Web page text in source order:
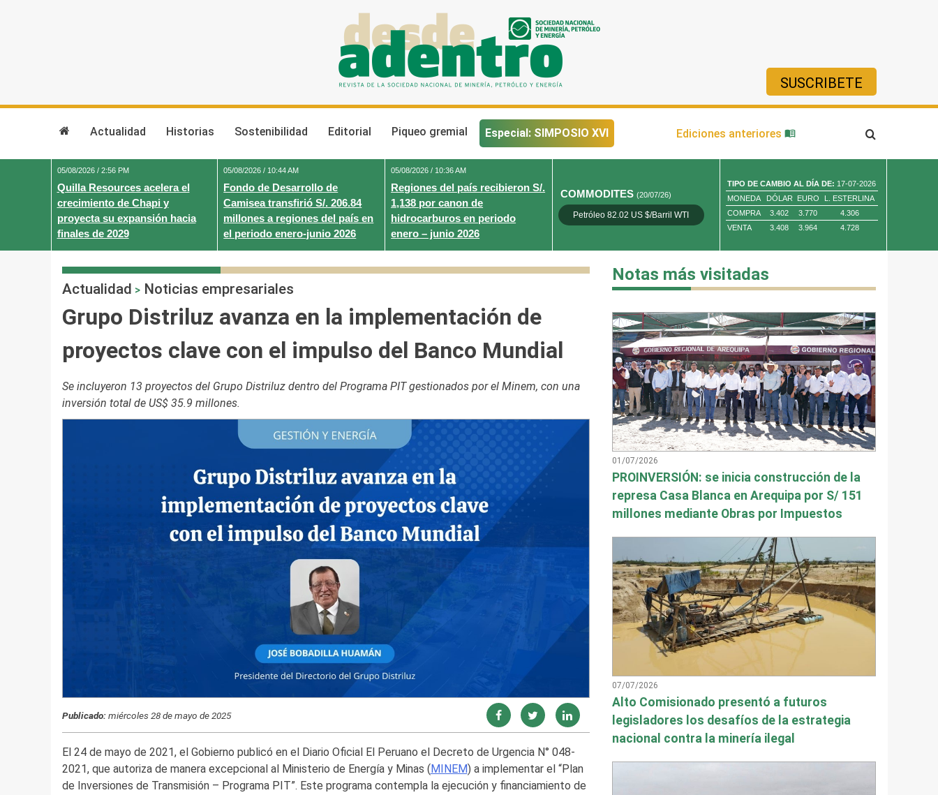
SUSCRIBETE
Actualidad Historias Sostenibilidad Editorial Piqueo gremial Especial: SIMPOSIO XVI Ediciones anteriores
05/08/2026 / 2:56 PM
Quilla Resources acelera el
crecimiento de Chapi y
proyecta su expansión hacia
finales de 2029
05/08/2026 / 10:44 AM
Fondo de Desarrollo de
Camisea transfirió S/. 206.84
millones a regiones del país en
el periodo enero-junio 2026
05/08/2026 / 10:36 AM
Regiones del país recibieron S/.
1,138 por canon de
hidrocarburos en periodo
enero – junio 2026
COMMODITES(20/07/26)
Petróleo 82.02 US $/Barril WTI Oro 4,010.80 US $/ Oz. Tr.
TIPO DE CAMBIO AL DÍA DE: 17-07-2026
MONEDA
DÓLAR EURO
L. ESTERLINA
COMPRA
3.402 3.770
4.306
VENTA
3.408 3.964 4.728
Actualidad > Noticias empresariales
Grupo Distriluz avanza en la implementación de
proyectos clave con el impulso del Banco Mundial
Se incluyeron 13 proyectos del Grupo Distriluz dentro del Programa PIT gestionados por el Minem, con una
inversión total de US$ 35.9 millones.
Publicado:miércoles 28 de mayo de 2025
El 24 de mayo de 2021, el Gobierno publicó en el Diario Oficial El Peruano el Decreto de Urgencia N° 048-
2021, que autoriza de manera excepcional al Ministerio de Energía y Minas ( MINEM) a implementar el “Plan
de Inversiones de Transmisión – Programa PIT”. Este programa contempla la ejecución y financiamiento de
Notas más visitadas
01/07/2026
PROINVERSIÓN: se inicia construcción de la
represa Casa Blanca en Arequipa por S/ 151
millones mediante Obras por Impuestos
07/07/2026
Alto Comisionado presentó a futuros
legisladores los desafíos de la estrategia
nacional contra la minería ilegal